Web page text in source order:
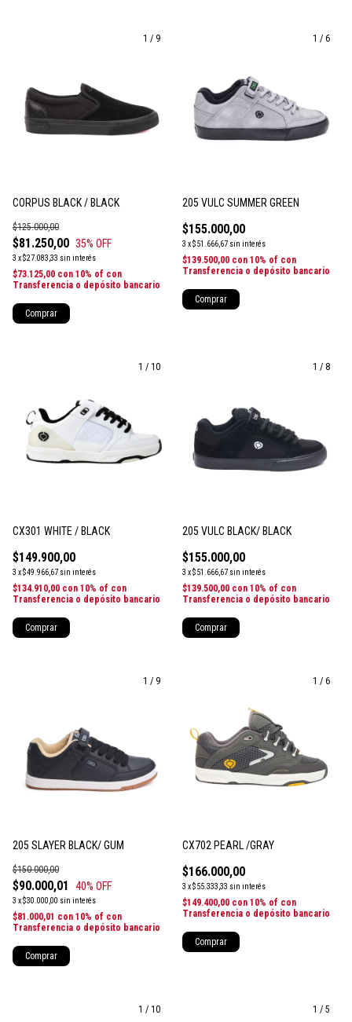
1 / 9
CORPUS BLACK / BLACK
$81.250,00
$125.000,00
35% OFF
3 x$27.083,33 sin interés
$73.125,00 con 10% of con
Transferencia o depósito bancario
Comprar
1 / 6
205 VULC SUMMER GREEN
$155.000,00
3 x$51.666,67 sin interés
$139.500,00 con 10% of con
Transferencia o depósito bancario
Comprar
1 / 10
CX301 WHITE / BLACK
$149.900,00
3 x$49.966,67 sin interés
$134.910,00 con 10% of con
Transferencia o depósito bancario
Comprar
1 / 8
205 VULC BLACK/ BLACK
$155.000,00
3 x$51.666,67 sin interés
$139.500,00 con 10% of con
Transferencia o depósito bancario
Comprar
1 / 9
205 SLAYER BLACK/ GUM
$90.000,01
$150.000,00
40% OFF
3 x$30.000,00 sin interés
$81.000,01 con 10% of con
Transferencia o depósito bancario
Comprar
1 / 6
CX702 PEARL /GRAY
$166.000,00
3 x$55.333,33 sin interés
$149.400,00 con 10% of con
Transferencia o depósito bancario
Comprar
1 / 10 1 / 5